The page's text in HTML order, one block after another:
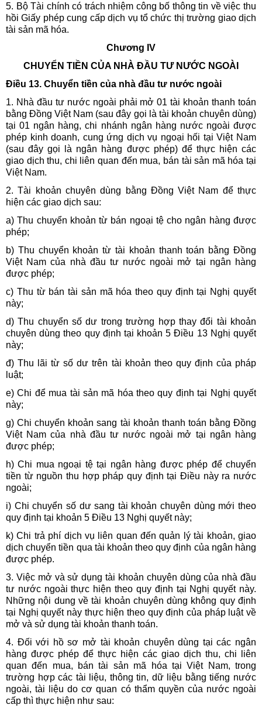
5. Bộ Tài chính có trách nhiệm công bố thông tin về việc thu
hồi Giấy phép cung cấp dịch vụ tổ chức thị trường giao dịch
tài sản mã hóa.
Chương IV
CHUYỂN TIỀN CỦA NHÀ ĐẦU TƯ NƯỚC NGOÀI
Điều 13. Chuyển tiền của nhà đầu tư nước ngoài
1. Nhà đầu tư nước ngoài phải mở 01 tài khoản thanh toán
bằng Đồng Việt Nam (sau đây gọi là tài khoản chuyên dùng)
tại 01 ngân hàng, chi nhánh ngân hàng nước ngoài được
phép kinh doanh, cung ứng dịch vụ ngoại hối tại Việt Nam
(sau đây gọi là ngân hàng được phép) để thực hiện các
giao dịch thu, chi liên quan đến mua, bán tài sản mã hóa tại
Việt Nam.
2. Tài khoản chuyên dùng bằng Đồng Việt Nam để thực
hiện các giao dịch sau:
a) Thu chuyển khoản từ bán ngoại tệ cho ngân hàng được
phép;
b) Thu chuyển khoản từ tài khoản thanh toán bằng Đồng
Việt Nam của nhà đầu tư nước ngoài mở tại ngân hàng
được phép;
c) Thu từ bán tài sản mã hóa theo quy định tại Nghị quyết
này;
d) Thu chuyển số dư trong trường hợp thay đổi tài khoản
chuyên dùng theo quy định tại khoản 5 Điều 13 Nghị quyết
này;
đ) Thu lãi từ số dư trên tài khoản theo quy định của pháp
luật;
e) Chi để mua tài sản mã hóa theo quy định tại Nghị quyết
này;
g) Chi chuyển khoản sang tài khoản thanh toán bằng Đồng
Việt Nam của nhà đầu tư nước ngoài mở tại ngân hàng
được phép;
h) Chi mua ngoại tệ tại ngân hàng được phép để chuyển
tiền từ nguồn thu hợp pháp quy định tại Điều này ra nước
ngoài;
i) Chi chuyển số dư sang tài khoản chuyên dùng mới theo
quy định tại khoản 5 Điều 13 Nghị quyết này;
k) Chi trả phí dịch vụ liên quan đến quản lý tài khoản, giao
dịch chuyển tiền qua tài khoản theo quy định của ngân hàng
được phép.
3. Việc mở và sử dụng tài khoản chuyên dùng của nhà đầu
tư nước ngoài thực hiện theo quy định tại Nghị quyết này.
Những nội dung về tài khoản chuyên dùng không quy định
tại Nghị quyết này thực hiện theo quy định của pháp luật về
mở và sử dụng tài khoản thanh toán.
4. Đối với hồ sơ mở tài khoản chuyên dùng tại các ngân
hàng được phép để thực hiện các giao dịch thu, chi liên
quan đến mua, bán tài sản mã hóa tại Việt Nam, trong
trường hợp các tài liệu, thông tin, dữ liệu bằng tiếng nước
ngoài, tài liệu do cơ quan có thẩm quyền của nước ngoài
cấp thì thực hiện như sau: